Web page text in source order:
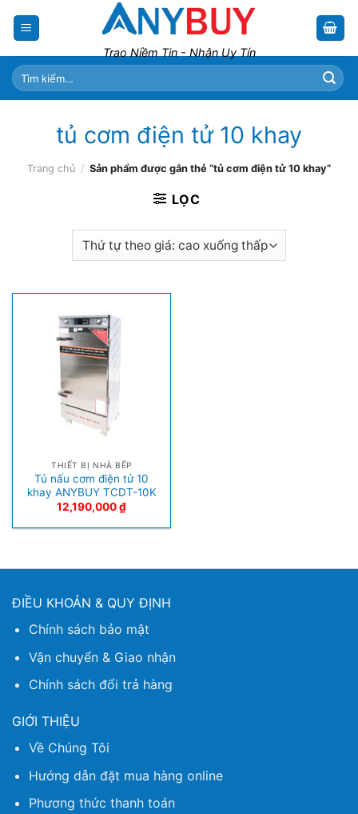
Trao Niềm Tin - Nhận Uy Tín
Tìm
kiếm:
tủ cơm điện tử 10 khay
Trang chủ / Sản phẩm được gắn thẻ “tủ cơm điện tử 10 khay”
LỌC
THIẾT BỊ NHÀ BẾP
Tủ nấu cơm điện tử 10
khay ANYBUY TCDT-10K
12,190,000₫
ĐIỀU KHOẢN & QUY ĐỊNH
Chính sách bảo mật
Vận chuyển & Giao nhận
Chính sách đổi trả hàng
GIỚI THIỆU
Về Chúng Tôi
Hướng dẫn đặt mua hàng online
Phương thức thanh toán